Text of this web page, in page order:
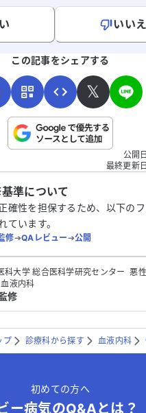
いいえ
用のフォームです。氏名やご自身の
送信する
この記事をシェアする
𝕏
公開日
最終更新日
準について
確性を担保するため、以下の
ています。
修➔QAレビュー➔公開
科大学 総合医科学研究センター ‬ 悪
液内科
修
プ 診療科から探す 血液内科
初めての方へ
ー病気のQ&Aとは？